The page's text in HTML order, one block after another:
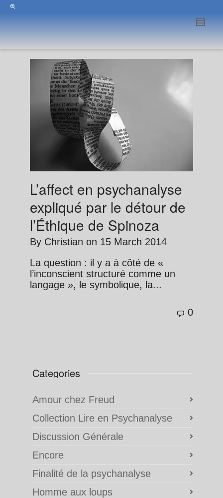
L’affect en psychanalyse
expliqué par le détour de
l’Éthique de Spinoza
By Christian on 15 March 2014
La question : il y a à côté de «
l’inconscient structuré comme un
langage », le symbolique, la...
0
Categories
Amour chez Freud
Collection Lire en Psychanalyse
Discussion Générale
Encore
Finalité de la psychanalyse
Homme aux loups